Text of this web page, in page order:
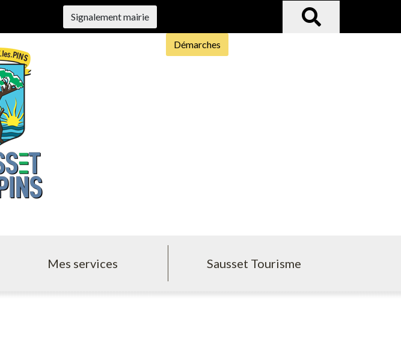
Signalement mairie
Démarches
Mes services Sausset Tourisme